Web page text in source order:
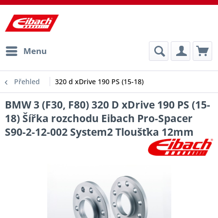
Menu
Přehled 320 d xDrive 190 PS (15-18)
BMW 3 (F30, F80) 320 D xDrive 190 PS (15-
18) Šířka rozchodu Eibach Pro-Spacer
S90-2-12-002 System2 Tloušťka 12mm